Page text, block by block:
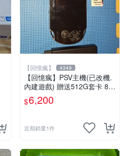
【回憶瘋】 4349
【回憶瘋】PSV主機(已改機.
內建遊戲) 贈送512G套卡 8成
5新 1000型
$6,200
近期銷量1件